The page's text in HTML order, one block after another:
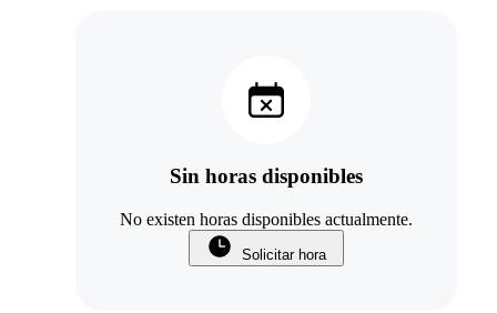
Sin horas disponibles
No existen horas disponibles actualmente.
Solicitar hora